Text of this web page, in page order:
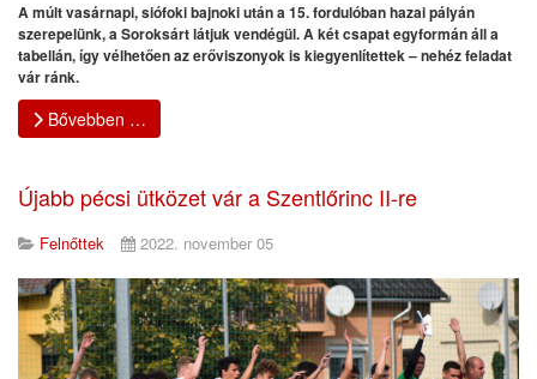
A múlt vasárnapi, siófoki bajnoki után a 15. fordulóban hazai pályán
szerepelünk, a Soroksárt látjuk vendégül. A két csapat egyformán áll a
tabellán, így vélhetően az erőviszonyok is kiegyenlítettek – nehéz feladat
vár ránk.
Bővebben …
Újabb pécsi ütközet vár a Szentlőrinc II-re
Felnőttek 2022. november 05